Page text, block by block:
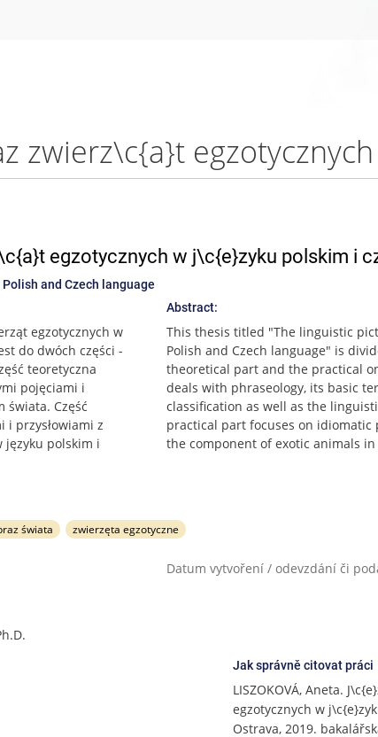
egzotycznych w j\c{e}zyku polskim i
and Czech language
egzotycznych w
do dwóch części -
teoretyczna
pojęciami i
świata. Część
i przysłowiami z
języku polskim i
Abstract:
This thesis titled "The linguistic
Polish and Czech language" is
theoretical part and the practical
deals with phraseology, its basic
classification as well as the
practical part focuses on
the component of exotic animals in
świata zwierzęta egzotyczne
Datum vytvoření / odevzdání či
Jak správně citovat práci
LISZOKOVÁ, Aneta.
egzotycznych w
Ostrava, 2019.